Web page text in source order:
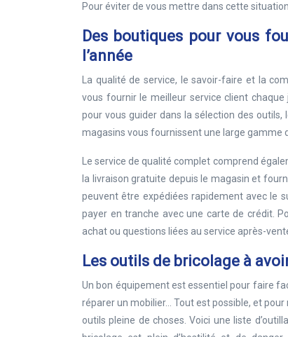
Pour éviter de vous mettre dans cette
Des boutiques pour vous
l’année
La qualité de service, le savoir-faire et la
vous fournir le meilleur service client
pour vous guider dans la sélection des outils,
magasins vous fournissent une large gamme
Le service de qualité complet comprend
la livraison gratuite depuis le magasin et
peuvent être expédiées rapidement avec le
payer en tranche avec une carte de crédit.
achat ou questions liées au service après-
Les outils de bricolage à
Un bon équipement est essentiel pour faire
réparer un mobilier… Tout est possible, et
outils pleine de choses. Voici une liste